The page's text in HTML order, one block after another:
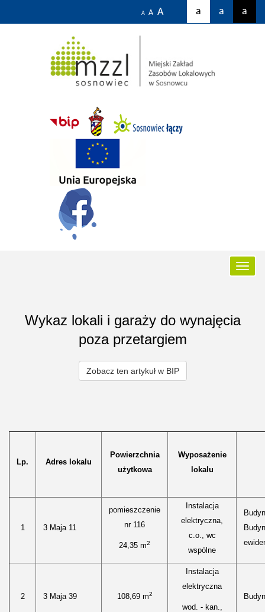
A A A a a a
Wykaz lokali i garaży do wynajęcia
poza przetargiem
Zobacz ten artykuł w BIP
Lp. Adres lokalu
Powierzchnia
użytkowa
Wyposażenie
lokalu
1 3 Maja 11
pomieszczenie
nr 116
24,35 m2
Instalacja
elektryczna,
c.o., wc
wspólne
2 3 Maja 39 108,69 m2
Instalacja
elektryczna
wod. - kan.,